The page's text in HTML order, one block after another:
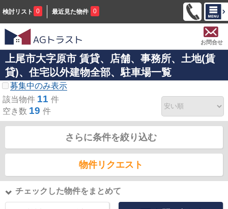
検討リスト 0 最近見た物件 0
お問合せ
上尾市大字原市 賃貸、店舗、事務所、土地(賃
貸)、住宅以外建物全部、駐車場一覧
募集中のみ表示
該当物件 11 件
空き数 19 件
さらに条件を絞り込む
物件リクエスト
チェックした物件をまとめて